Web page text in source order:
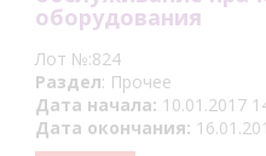
оборудования
Лот №:824
Раздел: Прочее
Дата начала: 10.01.2017
Дата окончания: